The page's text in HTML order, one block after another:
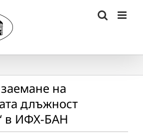
на
длъжност
в ИФХ-БАН